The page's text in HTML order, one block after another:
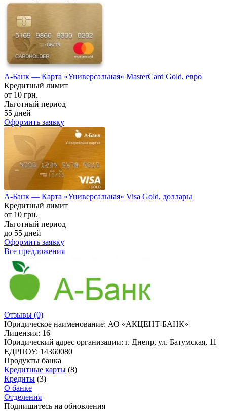
А-Банк — Карта «Универсальная» MasterCard Gold, евро
Кредитный лимит
от 10 грн.
Льготный период
55 дней
Оформить заявку
А-Банк — Карта «Универсальная» Visa Gold, доллары
Кредитный лимит
от 10 грн.
Льготный период
до 55 дней
Оформить заявку
Все предложения
Отзывы (0)
Юридическое наименование: АО «АКЦЕНТ-БАНК»
Лицензия: 16
Юридический адрес организации: г. Днепр, ул. Батумская, 11
ЕДРПОУ: 14360080
Продукты банка
Кредитные карты (8)
Кредиты (3)
О банке
Отделения
Подпишитесь на обновления